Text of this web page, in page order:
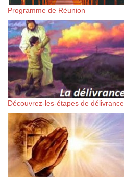
Programme de Réunion
Découvrez-les-étapes de délivrance